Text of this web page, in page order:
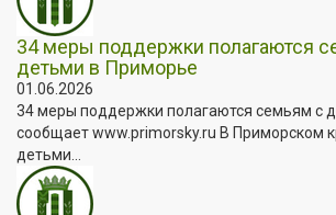
34 меры поддержки полагаются
детьми в Приморье
01.06.2026
34 меры поддержки полагаются семьям с
сообщает www.primorsky.ru В Приморском
детьми...